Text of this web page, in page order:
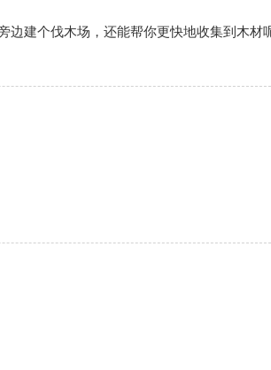
边建个伐木场，还能帮你更快地收集到木材